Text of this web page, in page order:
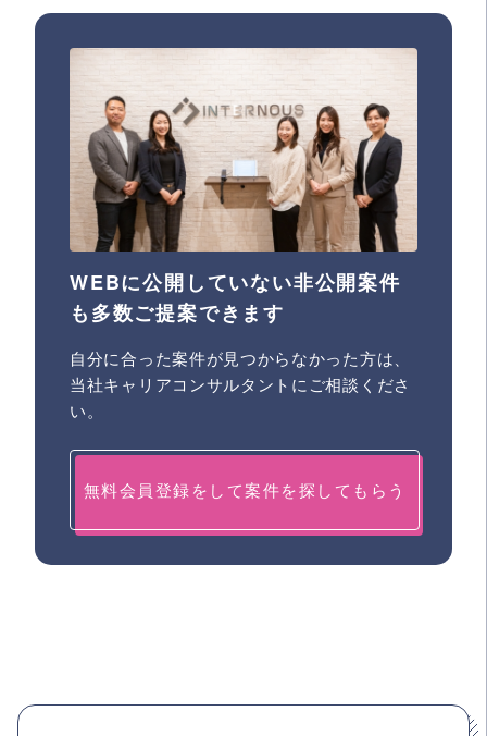
WEBに公開していない非公開案件
も多数ご提案できます
自分に合った案件が見つからなかった方は、
当社キャリアコンサルタントにご相談くださ
い。
無料会員登録をして案件を探してもらう